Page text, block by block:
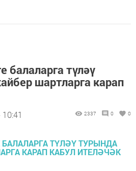
балаларга түләү
шартларга карап
2337 0 0